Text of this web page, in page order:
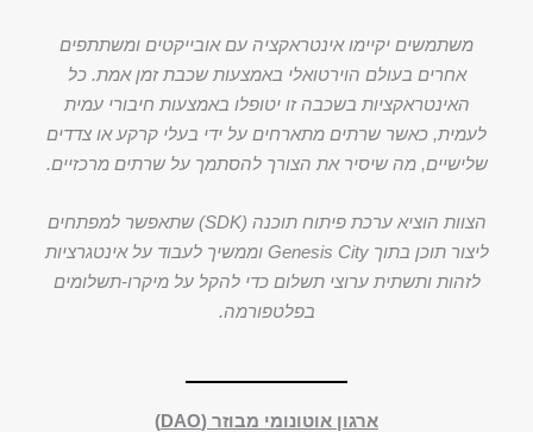
משתמשים יקיימו אינטראקציה עם אובייקטים ומשתתפים
אחרים בעולם הוירטואלי באמצעות שכבת זמן אמת. כל
האינטראקציות בשכבה זו יטופלו באמצעות חיבורי עמית
לעמית, כאשר שרתים מתארחים על ידי בעלי קרקע או צדדים
שלישיים, מה שיסיר את הצורך להסתמך על שרתים מרכזיים.
הצוות הוציא ערכת פיתוח תוכנה (SDK) שתאפשר למפתחים
ליצור תוכן בתוך Genesis City וממשיך לעבוד על אינטגרציות
לזהות ותשתית ערוצי תשלום כדי להקל על מיקרו-תשלומים
בפלטפורמה.
ארגון אוטונומי מבוזר (DAO)